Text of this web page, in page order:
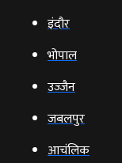
इंदौर
भोपाल
उज्‍जैन
जबलपुर
आचंलिक